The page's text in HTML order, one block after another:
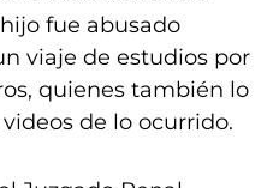
fue abusado
viaje de estudios por
quienes también lo
de lo ocurrido.